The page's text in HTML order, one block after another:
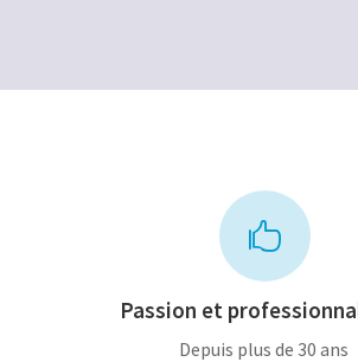

Passion et
Depuis plus de 30 ans